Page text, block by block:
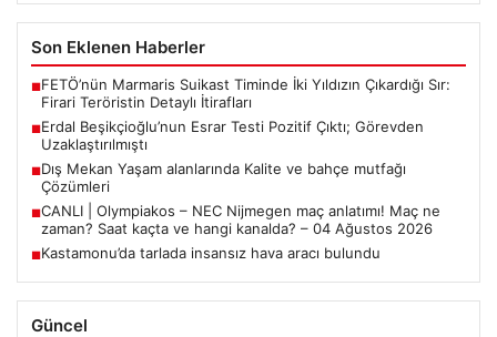
Son Eklenen Haberler
■FETÖ’nün Marmaris Suikast Timinde İki Yıldızın Çıkardığı Sır:
Firari Teröristin Detaylı İtirafları
■Erdal Beşikçioğlu’nun Esrar Testi Pozitif Çıktı; Görevden
Uzaklaştırılmıştı
■Dış Mekan Yaşam alanlarında Kalite ve bahçe mutfağı
Çözümleri
■CANLI | Olympiakos – NEC Nijmegen maç anlatımı! Maç ne
zaman? Saat kaçta ve hangi kanalda? – 04 Ağustos 2026
■Kastamonu’da tarlada insansız hava aracı bulundu
Güncel